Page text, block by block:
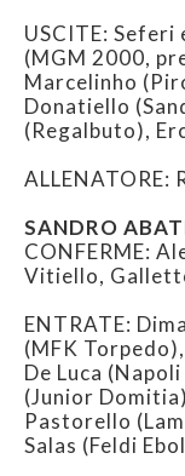
USCITE:
(MGM 2000,
Marcelinho
Donatiello
(Regalbuto),
ALLENATORE:
SANDRO
CONFERME:
Vitiello,
ENTRATE:
(MFK
De Luca
(Junior
Pastorello
Salas (Feldi